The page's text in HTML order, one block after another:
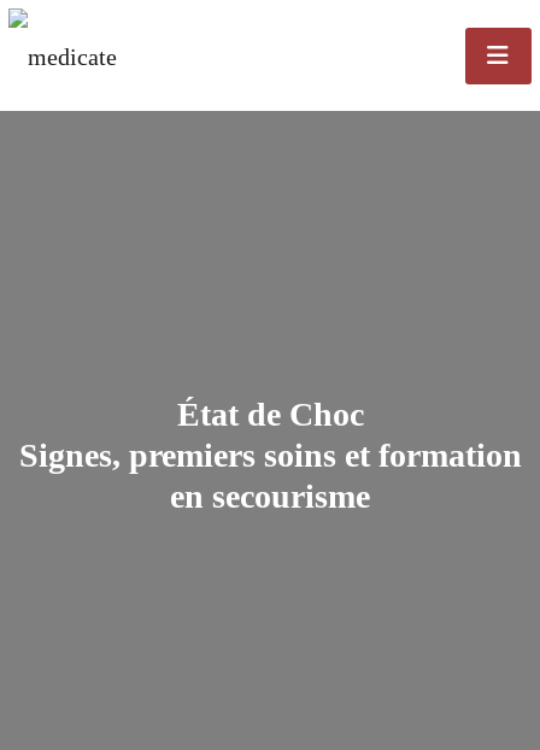
État de Choc
Signes, premiers soins et formation
en secourisme